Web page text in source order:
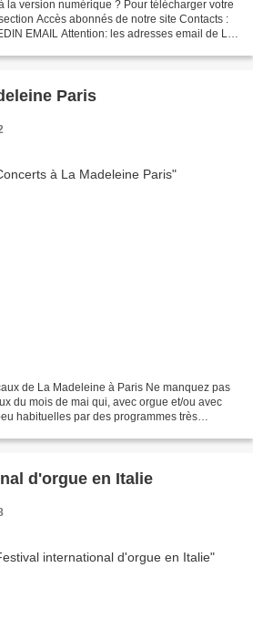
la version numérique ? Pour télécharger votre
Accès abonnés de notre site Contacts :
EMAIL Attention: les adresses email de La
Paris
de La Madeleine à Paris Ne manquez pas
du mois de mai qui, avec orgue et/ou avec
habituelles par des programmes très
d'orgue en Italie